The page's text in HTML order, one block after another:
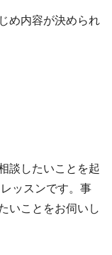
め内容が決められ
談したいことを起
ッスンです。事
いことをお伺いし